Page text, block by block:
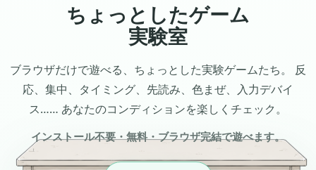
ちょっとしたゲーム
実験室
ブラウザだけで遊べる、ちょっとした実験ゲームたち。
反
応、集中、タイミング、先読み、色まぜ、入力デバイ
ス…… あなたのコンディションを楽しくチェック。
インストール不要・無料・ブラウザ完結で遊べます。